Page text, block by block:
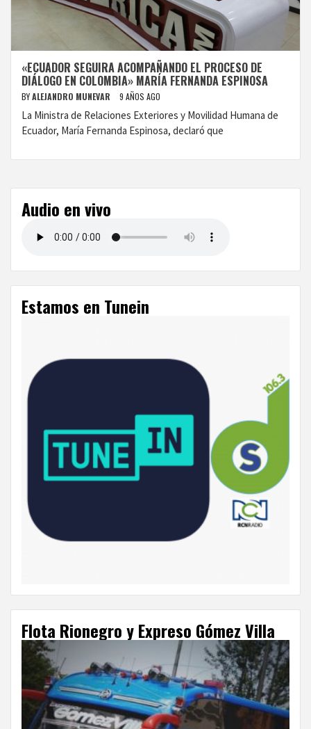
«ECUADOR SEGUIRA ACOMPAÑANDO EL PROCESO DE
DIÁLOGO EN COLOMBIA» MARÍA FERNANDA ESPINOSA
BYALEJANDRO MUNEVAR 9 AÑOS AGO
La Ministra de Relaciones Exteriores y Movilidad Humana de
Ecuador, María Fernanda Espinosa, declaró que
Audio en vivo
Estamos en Tunein
Flota Rionegro y Expreso Gómez Villa